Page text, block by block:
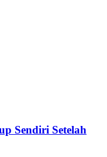
Sendiri Setelah